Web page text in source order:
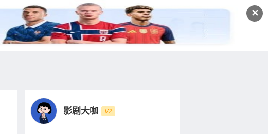
✕
发文 登录 注册
影剧大咖 V2